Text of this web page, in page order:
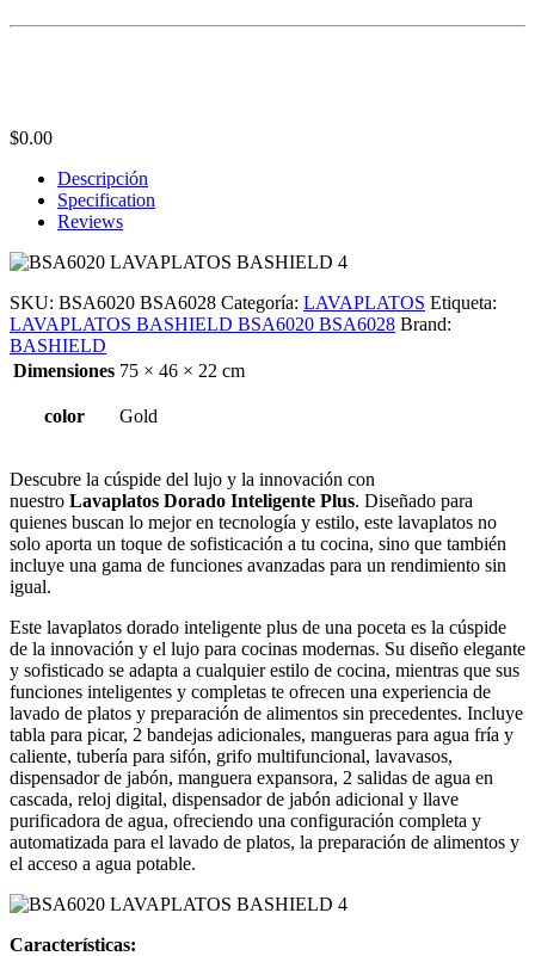
$0.00
Descripción
Specification
Reviews
SKU: BSA6020 BSA6028 Categoría: LAVAPLATOS Etiqueta:
LAVAPLATOS BASHIELD BSA6020 BSA6028 Brand:
BASHIELD
Dimensiones 75 × 46 × 22 cm
color Gold
Descubre la cúspide del lujo y la innovación con
nuestro Lavaplatos Dorado Inteligente Plus. Diseñado para
quienes buscan lo mejor en tecnología y estilo, este lavaplatos no
solo aporta un toque de sofisticación a tu cocina, sino que también
incluye una gama de funciones avanzadas para un rendimiento sin
igual.
Este lavaplatos dorado inteligente plus de una poceta es la cúspide
de la innovación y el lujo para cocinas modernas. Su diseño elegante
y sofisticado se adapta a cualquier estilo de cocina, mientras que sus
funciones inteligentes y completas te ofrecen una experiencia de
lavado de platos y preparación de alimentos sin precedentes. Incluye
tabla para picar, 2 bandejas adicionales, mangueras para agua fría y
caliente, tubería para sifón, grifo multifuncional, lavavasos,
dispensador de jabón, manguera expansora, 2 salidas de agua en
cascada, reloj digital, dispensador de jabón adicional y llave
purificadora de agua, ofreciendo una configuración completa y
automatizada para el lavado de platos, la preparación de alimentos y
el acceso a agua potable.
Características: